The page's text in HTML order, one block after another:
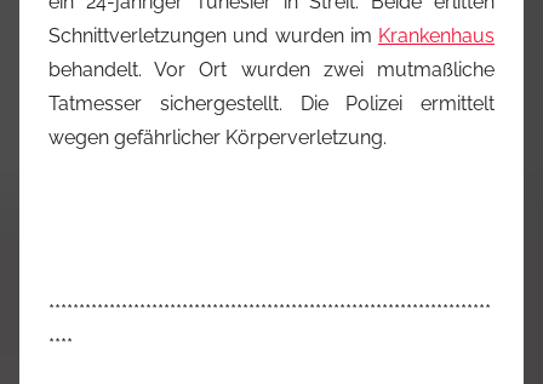
Schnittverletzungen und wurden im Krankenhaus
behandelt. Vor Ort wurden zwei mutmaßliche
Tatmesser sichergestellt. Die Polizei ermittelt
wegen gefährlicher Körperverletzung.
*************************************************************************
****